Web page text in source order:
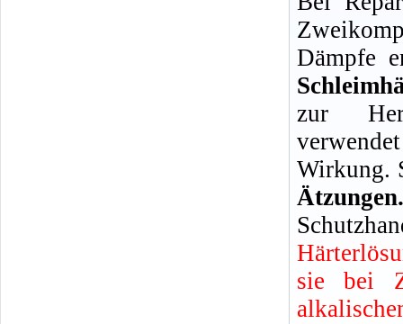
Dämpfe
zur
Wirkung.
sie bei